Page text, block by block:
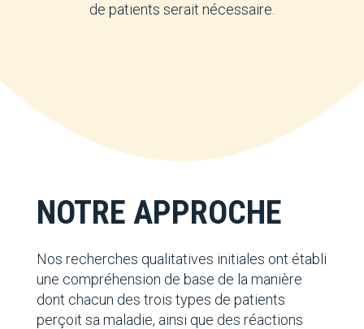
de patients serait nécessaire.
NOTRE APPROCHE
Nos recherches qualitatives initiales ont établi
une compréhension de base de la manière
dont chacun des trois types de patients
perçoit sa maladie, ainsi que des réactions